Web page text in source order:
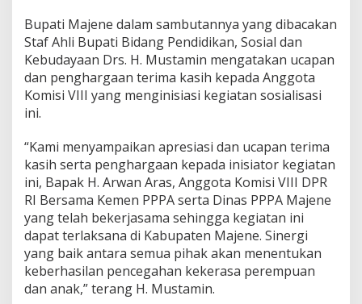
Bupati Majene dalam sambutannya yang dibacakan
Staf Ahli Bupati Bidang Pendidikan, Sosial dan
Kebudayaan Drs. H. Mustamin mengatakan ucapan
dan penghargaan terima kasih kepada Anggota
Komisi VIII yang menginisiasi kegiatan sosialisasi
ini.
“Kami menyampaikan apresiasi dan ucapan terima
kasih serta penghargaan kepada inisiator kegiatan
ini, Bapak H. Arwan Aras, Anggota Komisi VIII DPR
RI Bersama Kemen PPPA serta Dinas PPPA Majene
yang telah bekerjasama sehingga kegiatan ini
dapat terlaksana di Kabupaten Majene. Sinergi
yang baik antara semua pihak akan menentukan
keberhasilan pencegahan kekerasa perempuan
dan anak,” terang H. Mustamin.